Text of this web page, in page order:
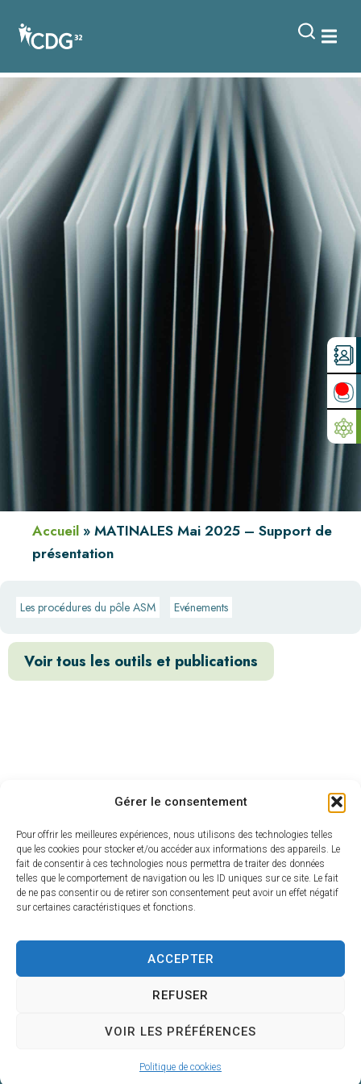
Gérer le consentement
Pour offrir les meilleures expériences, nous utilisons des technologies telles
que les cookies pour stocker et/ou accéder aux informations des appareils. Le
fait de consentir à ces technologies nous permettra de traiter des données
telles que le comportement de navigation ou les ID uniques sur ce site. Le fait
de ne pas consentir ou de retirer son consentement peut avoir un effet négatif
sur certaines caractéristiques et fonctions.
ACCEPTER
REFUSER
VOIR LES PRÉFÉRENCES
Politique de cookies
MATINALES Mai 2025 –
Support de présentation
Accueil »MATINALES Mai 2025 – Support de
présentation
Les procédures du pôle ASM Evénements
Voir tous les outils et publications
A vos côtés chaque jour
Centre de Gestion de la Fonction Publique
Territoriale du Gers
4, Place du Maréchal Lannes
32001 AUCH CEDEX